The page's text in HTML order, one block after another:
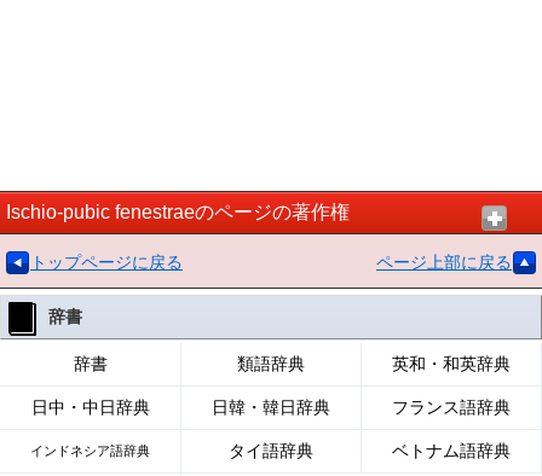
Ischio-pubic fenestraeのページの著作権
トップページに戻る ページ上部に戻る
辞書
辞書 類語辞典 英和・和英辞典
日中・中日辞典 日韓・韓日辞典 フランス語辞典
インドネシア語辞典 タイ語辞典 ベトナム語辞典